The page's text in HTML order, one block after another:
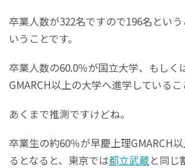
卒業人数が322名ですので196名とい
いうことです。
卒業人数の60.0％が国立大学、もしく
GMARCH以上の大学へ進学しているこ
あくまで推測ですけどね。
卒業生の約60％が早慶上理GMARCH
るとなると、東京では都立武蔵と同じ